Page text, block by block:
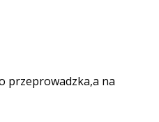
przeprowadzka,a na